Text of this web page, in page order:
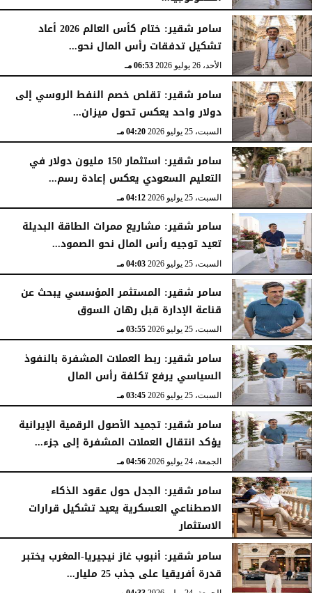
الأحد، 26 يوليو 2026 07:03 مـ
سامر شقير: ختام كأس العالم 2026 أعاد
تشكيل تدفقات رأس المال نحو...
الأحد، 26 يوليو 2026 06:53 مـ
سامر شقير: تقلص خصم النفط الروسي إلى
دولار واحد يعكس تحول ميزان...
السبت، 25 يوليو 2026 04:20 مـ
سامر شقير: استثمار 150 مليون دولار في
التعليم السعودي يعكس إعادة رسم...
السبت، 25 يوليو 2026 04:12 مـ
سامر شقير: مشاريع ممرات الطاقة البديلة
تعيد توجيه رأس المال نحو الصمود...
السبت، 25 يوليو 2026 04:03 مـ
سامر شقير: المستثمر المؤسسي يبحث عن
قناعة الإدارة قبل رهان السوق
السبت، 25 يوليو 2026 03:55 مـ
سامر شقير: ربط العملات المشفرة بالنفوذ
السياسي يرفع تكلفة رأس المال
السبت، 25 يوليو 2026 03:45 مـ
سامر شقير: تجميد الأصول الرقمية الإيرانية
يؤكد انتقال العملات المشفرة إلى جزء...
الجمعة، 24 يوليو 2026 04:56 مـ
سامر شقير: الجدل حول عقود الذكاء
الاصطناعي العسكرية يعيد تشكيل قرارات
الاستثمار
الجمعة، 24 يوليو 2026 04:45 مـ
سامر شقير: أنبوب غاز نيجيريا-المغرب يختبر
قدرة أفريقيا على جذب 25 مليار...